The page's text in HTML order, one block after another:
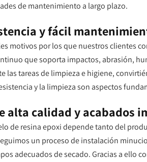
de mantenimiento a largo plazo.
y fácil
motivos por los que nuestros clientes
que soporta impactos, abrasión,
las tareas de limpieza e higiene,
y la limpieza son aspectos
alta calidad y acabados
de resina epoxi depende tanto del
un proceso de instalación
adecuados de secado. Gracias a ello